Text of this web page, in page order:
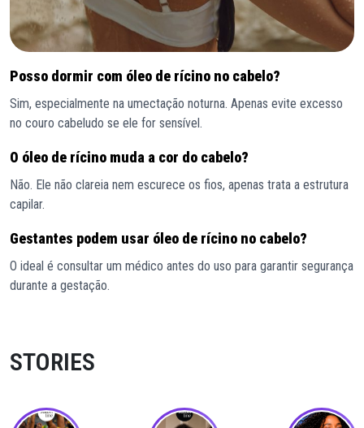
Posso dormir com óleo de rícino no cabelo?
Sim, especialmente na umectação noturna. Apenas evite excesso
no couro cabeludo se ele for sensível.
O óleo de rícino muda a cor do cabelo?
Não. Ele não clareia nem escurece os fios, apenas trata a estrutura
capilar.
Gestantes podem usar óleo de rícino no cabelo?
O ideal é consultar um médico antes do uso para garantir segurança
durante a gestação.
STORIES